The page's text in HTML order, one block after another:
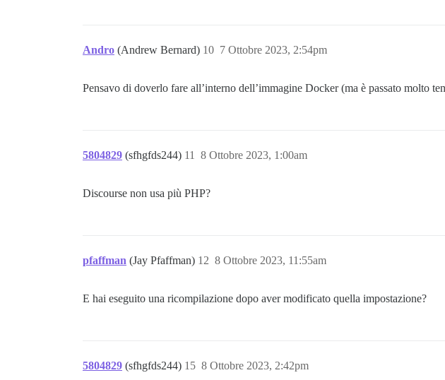
Andro (Andrew Bernard) 7 Ottobre 2023, 2:54pm
10
Pensavo di doverlo fare all’interno dell’immagine Docker (ma è passato molto
5804829 (sfhgfds244) 8 Ottobre 2023, 1:00am
11
Discourse non usa più PHP?
pfaffman (Jay Pfaffman) 8 Ottobre 2023, 11:55am
12
E hai eseguito una ricompilazione dopo aver modificato quella impostazione?
5804829 (sfhgfds244) 8 Ottobre 2023, 2:42pm
15